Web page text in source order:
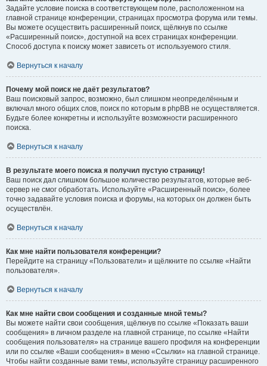
Задайте условие поиска в соответствующем поле, расположенном на
главной странице конференции, страницах просмотра форума или темы.
Вы можете осуществить расширенный поиск, щёлкнув по ссылке
«Расширенный поиск», доступной на всех страницах конференции.
Способ доступа к поиску может зависеть от используемого стиля.
Вернуться к началу
Почему мой поиск не даёт результатов?
Ваш поисковый запрос, возможно, был слишком неопределённым и
включал много общих слов, поиск по которым в phpBB не осуществляется.
Будьте более конкретны и используйте возможности расширенного
поиска.
Вернуться к началу
В результате моего поиска я получил пустую страницу!
Ваш поиск дал слишком большое количество результатов, которые веб-
сервер не смог обработать. Используйте «Расширенный поиск», более
точно задавайте условия поиска и форумы, на которых он должен быть
осуществлён.
Вернуться к началу
Как мне найти пользователя конференции?
Перейдите на страницу «Пользователи» и щёлкните по ссылке «Найти
пользователя».
Вернуться к началу
Как мне найти свои сообщения и созданные мной темы?
Вы можете найти свои сообщения, щёлкнув по ссылке «Показать ваши
сообщения» в личном разделе на главной странице, по ссылке «Найти
сообщения пользователя» на странице вашего профиля на конференции
или по ссылке «Ваши сообщения» в меню «Ссылки» на главной странице.
Чтобы найти созданные вами темы, используйте страницу расширенного